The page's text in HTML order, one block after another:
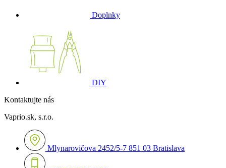
Doplnky
DIY
Kontaktujte nás
Vaprio.sk, s.r.o.
Mlynarovičova 2452/5-7 851 03 Bratislava